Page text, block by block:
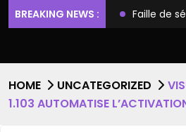
BREAKING NEWS :
et l’accès root Faille de
HOME UNCATEGORIZED
1.103 AUTOMATISE